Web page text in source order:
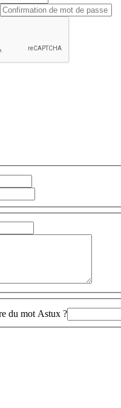
du mot Astux ?